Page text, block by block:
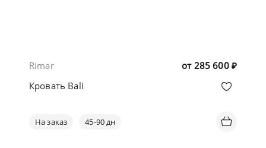
от 285 600 ₽
Rimar
Кровать Bali
На заказ 45-90 дн